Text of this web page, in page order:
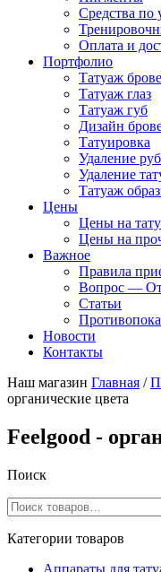
Средства по
Оплата и
Портфолио
Татуаж
Татуаж глаз
Татуаж губ
Дизайн
Татуировка
Удаление
Удаление
Татуаж
Цены
Цены на
Цены на
Важное
Правила
Вопрос —
Статьи
Новости
Контакты
Наш магазин Главная /
органические цвета
Feelgood -
Поиск
Категории товаров
Аппараты для